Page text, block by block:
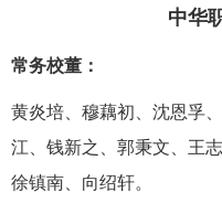
中华
常务校董：
黄炎培、穆藕初、沈恩孚
江、钱新之、郭秉文、王
徐镇南、向绍轩。